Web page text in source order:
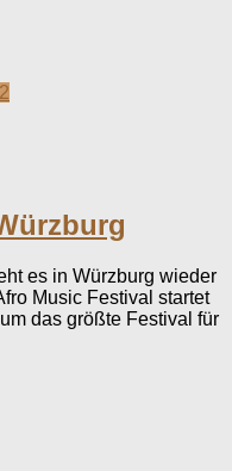
2
es in Würzburg wieder
Music Festival startet
das größte Festival für